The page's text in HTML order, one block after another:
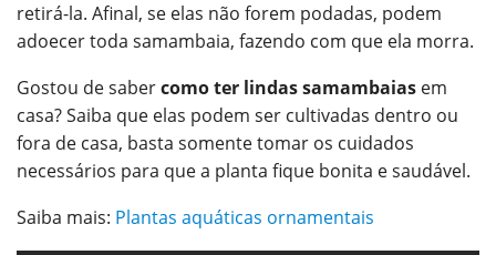
retirá-la. Afinal, se elas não forem podadas, podem
adoecer toda samambaia, fazendo com que ela morra.
Gostou de sabercomo ter lindas samambaias em
casa? Saiba que elas podem ser cultivadas dentro ou
fora de casa, basta somente tomar os cuidados
necessários para que a planta fique bonita e saudável.
Saiba mais: Plantas aquáticas ornamentais